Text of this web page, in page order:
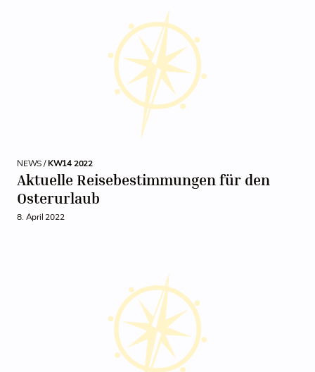
NEWS /KW14 2022
Aktuelle Reisebestimmungen für den
Osterurlaub
8. April 2022